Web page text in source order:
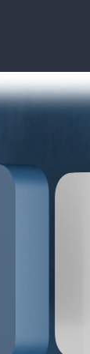
Wi-Fi 7,
сеть.